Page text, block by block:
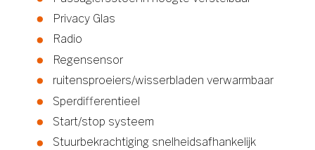
Privacy Glas
Radio
Regensensor
ruitensproeiers/wisserbladen verwarmbaar
Sperdifferentieel
Start/stop systeem
Stuurbekrachtiging snelheidsafhankelijk